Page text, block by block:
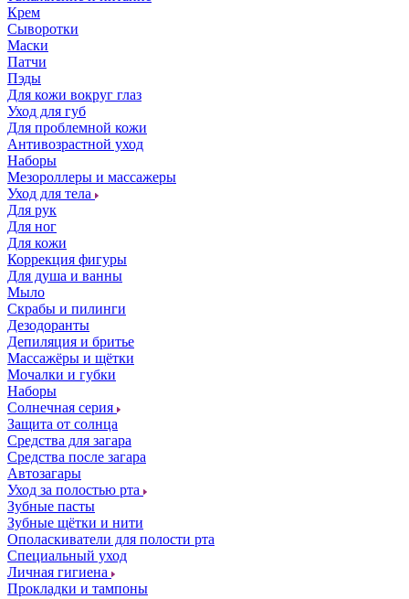
Крем
Сыворотки
Маски
Патчи
Пэды
Для кожи вокруг глаз
Уход для губ
Для проблемной кожи
Антивозрастной уход
Наборы
Мезороллеры и массажеры
Уход для тела
Для рук
Для ног
Для кожи
Коррекция фигуры
Для душа и ванны
Мыло
Скрабы и пилинги
Дезодоранты
Депиляция и бритье
Массажёры и щётки
Мочалки и губки
Наборы
Солнечная серия
Защита от солнца
Средства для загара
Средства после загара
Автозагары
Уход за полостью рта
Зубные пасты
Зубные щётки и нити
Ополаскиватели для полости рта
Специальный уход
Личная гигиена
Прокладки и тампоны